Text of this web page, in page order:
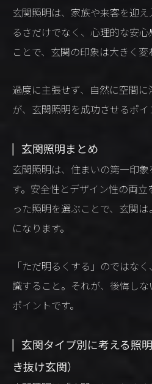
玄関照明は、家族や来客を迎
るさだけでなく、心理的な安
ことで、玄関の印象は大きく変
過度に主張せず、自然に空間
が、玄関照明を成功させるポイ
玄関照明まとめ
玄関照明は、住まいの第一印
す。安全性とデザイン性の両
った照明を選ぶことで、玄関
になります。
「ただ明るくする」のではな
識すること。それが、後悔し
ポイントです。
玄関タイプ別に考える照
き抜け玄関）